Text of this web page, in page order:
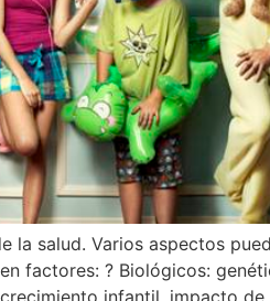
la salud. Varios aspectos
factores: ? Biológicos:
infantil, impacto